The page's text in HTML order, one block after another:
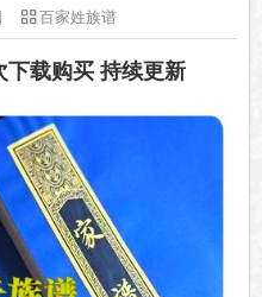
百家姓族谱
下载购买 持续更新